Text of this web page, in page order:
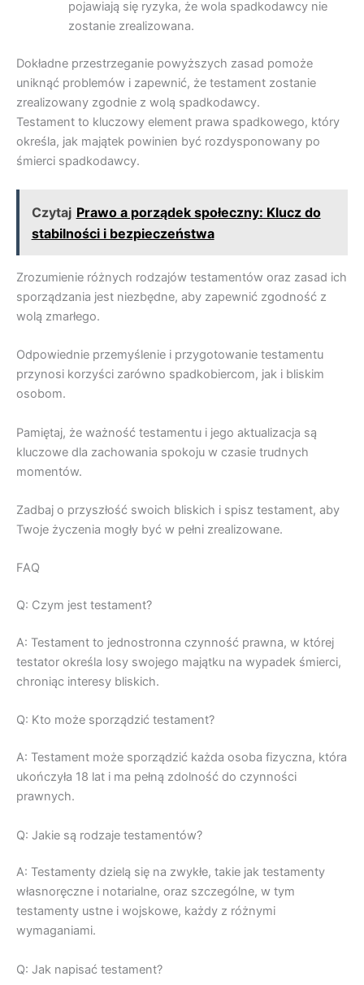
pojawiają się ryzyka, że wola spadkodawcy nie
zostanie zrealizowana.
Dokładne przestrzeganie powyższych zasad pomoże
uniknąć problemów i zapewnić, że testament zostanie
zrealizowany zgodnie z wolą spadkodawcy.
Testament to kluczowy element prawa spadkowego, który
określa, jak majątek powinien być rozdysponowany po
śmierci spadkodawcy.
Czytaj Prawo a porządek społeczny: Klucz do
stabilności i bezpieczeństwa
Zrozumienie różnych rodzajów testamentów oraz zasad ich
sporządzania jest niezbędne, aby zapewnić zgodność z
wolą zmarłego.
Odpowiednie przemyślenie i przygotowanie testamentu
przynosi korzyści zarówno spadkobiercom, jak i bliskim
osobom.
Pamiętaj, że ważność testamentu i jego aktualizacja są
kluczowe dla zachowania spokoju w czasie trudnych
momentów.
Zadbaj o przyszłość swoich bliskich i spisz testament, aby
Twoje życzenia mogły być w pełni zrealizowane.
FAQ
Q: Czym jest testament?
A: Testament to jednostronna czynność prawna, w której
testator określa losy swojego majątku na wypadek śmierci,
chroniąc interesy bliskich.
Q: Kto może sporządzić testament?
A: Testament może sporządzić każda osoba fizyczna, która
ukończyła 18 lat i ma pełną zdolność do czynności
prawnych.
Q: Jakie są rodzaje testamentów?
A: Testamenty dzielą się na zwykłe, takie jak testamenty
własnoręczne i notarialne, oraz szczególne, w tym
testamenty ustne i wojskowe, każdy z różnymi
wymaganiami.
Q: Jak napisać testament?